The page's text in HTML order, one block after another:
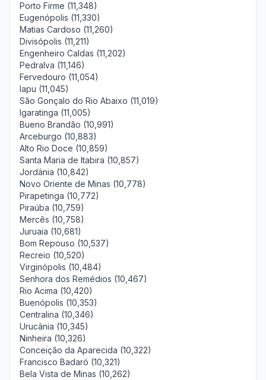
Porto Firme (11,348)
Eugenópolis (11,330)
Matias Cardoso (11,260)
Divisópolis (11,211)
Engenheiro Caldas (11,202)
Pedralva (11,146)
Fervedouro (11,054)
Iapu (11,045)
São Gonçalo do Rio Abaixo (11,019)
Igaratinga (11,005)
Bueno Brandão (10,991)
Arceburgo (10,883)
Alto Rio Doce (10,859)
Santa Maria de Itabira (10,857)
Jordânia (10,842)
Novo Oriente de Minas (10,778)
Pirapetinga (10,772)
Piraúba (10,759)
Mercês (10,758)
Juruaia (10,681)
Bom Repouso (10,537)
Recreio (10,520)
Virginópolis (10,484)
Senhora dos Remédios (10,467)
Rio Acima (10,420)
Buenópolis (10,353)
Centralina (10,346)
Urucânia (10,345)
Ninheira (10,326)
Conceição da Aparecida (10,322)
Francisco Badaró (10,321)
Bela Vista de Minas (10,262)